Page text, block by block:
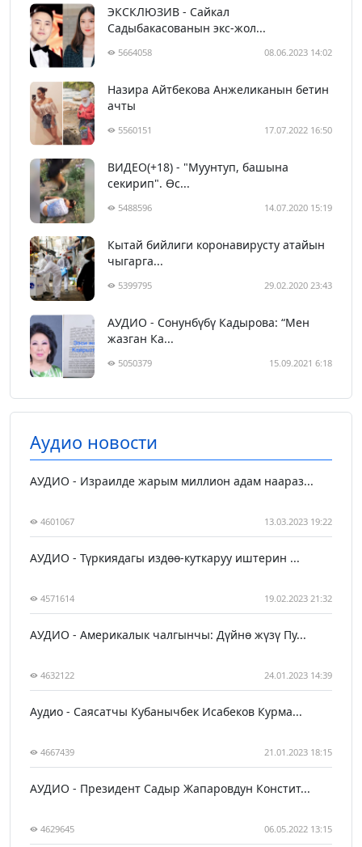
ЭКСКЛЮЗИВ - Сайкал
Садыбакасованын экс-жол...
5664058 08.06.2023 14:02
Назира Айтбекова Анжеликанын бетин
ачты
5560151 17.07.2022 16:50
ВИДЕО(+18) - "Муунтуп, башына
секирип". Өс...
5488596 14.07.2020 15:19
Кытай бийлиги коронавирусту атайын
чыгарга...
5399795 29.02.2020 23:43
АУДИО - Сонунбүбү Кадырова: “Мен
жазган Ка...
5050379 15.09.2021 6:18
Аудио новости
АУДИО - Израилде жарым миллион адам наараз...
4601067 13.03.2023 19:22
АУДИО - Түркиядагы издөө-куткаруу иштерин ...
4571614 19.02.2023 21:32
АУДИО - Америкалык чалгынчы: Дүйнө жүзү Пу...
4632122 24.01.2023 14:39
Аудио - Саясатчы Кубанычбек Исабеков Курма...
4667439 21.01.2023 18:15
АУДИО - Президент Садыр Жапаровдун Констит...
4629645 06.05.2022 13:15